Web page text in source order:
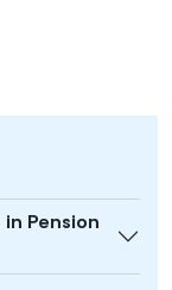
Pension